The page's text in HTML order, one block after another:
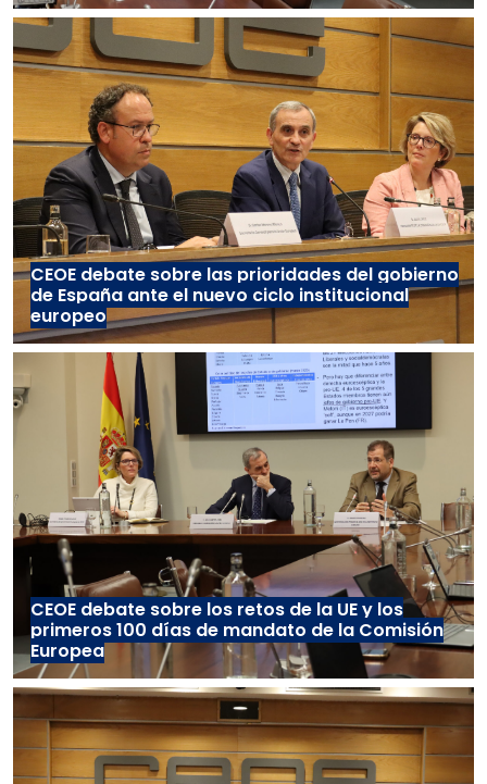
CEOE debate sobre las prioridades del gobierno
de España ante el nuevo ciclo institucional
europeo
CEOE debate sobre los retos de la UE y los
primeros 100 días de mandato de la Comisión
Europea